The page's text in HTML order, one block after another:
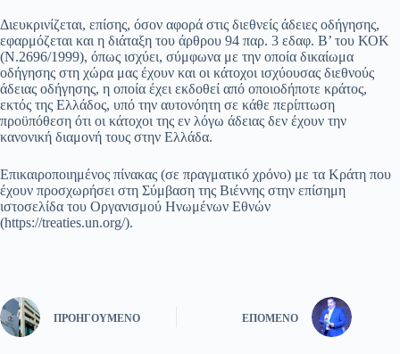
Διευκρινίζεται, επίσης, όσον αφορά στις διεθνείς άδειες οδήγησης,
εφαρμόζεται και η διάταξη του άρθρου 94 παρ. 3 εδαφ. Β’ του ΚΟΚ
(Ν.2696/1999), όπως ισχύει, σύμφωνα με την οποία δικαίωμα
οδήγησης στη χώρα μας έχουν και οι κάτοχοι ισχύουσας διεθνούς
άδειας οδήγησης, η οποία έχει εκδοθεί από οποιοδήποτε κράτος,
εκτός της Ελλάδος, υπό την αυτονόητη σε κάθε περίπτωση
προϋπόθεση ότι οι κάτοχοι της εν λόγω άδειας δεν έχουν την
κανονική διαμονή τους στην Ελλάδα.
Επικαιροποιημένος πίνακας (σε πραγματικό χρόνο) με τα Κράτη που
έχουν προσχωρήσει στη Σύμβαση της Βιέννης στην επίσημη
ιστοσελίδα του Οργανισμού Ηνωμένων Εθνών
(https://treaties.un.org/).
ΠΡΟΗΓΟΎΜΕΝΟ ΕΠΌΜΕΝΟ